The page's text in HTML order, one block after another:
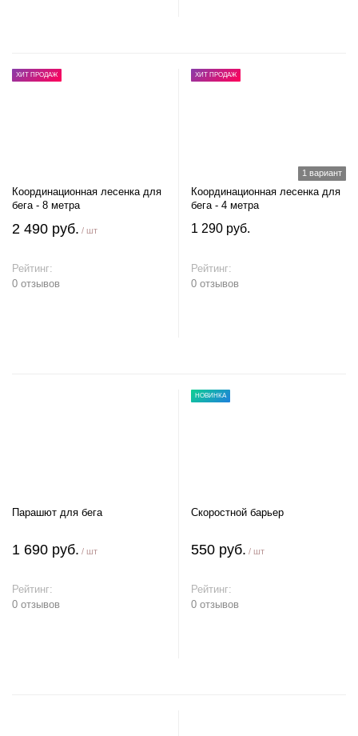
ХИТ ПРОДАЖ
Координационная лесенка для
бега - 8 метра
2 490 руб. / шт
Рейтинг:
0 отзывов
ХИТ ПРОДАЖ
1 вариант
Координационная лесенка для
бега - 4 метра
1 290 руб.
Рейтинг:
0 отзывов
Парашют для бега
1 690 руб. / шт
Рейтинг:
0 отзывов
НОВИНКА
Скоростной барьер
550 руб. / шт
Рейтинг:
0 отзывов